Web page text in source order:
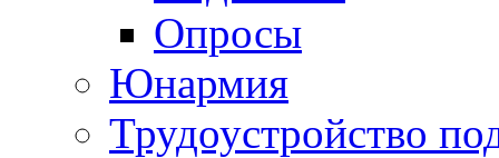
Опросы
Юнармия
Трудоустройство